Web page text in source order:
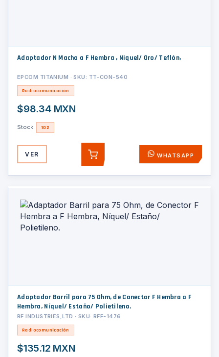
Adaptador N Macho a F Hembra , Niquel/ Oro/ Teflón,
EPCOM TITANIUM · SKU: TT-CON-540
Radiocomunicación
$98.34 MXN
Stock: 102
VER AGREGAR WHATSAPP
Adaptador Barril para 75 Ohm, de Conector F Hembra a F
Hembra, Níquel/ Estaño/ Polietileno.
RF INDUSTRIES,LTD · SKU: RFF-1476
Radiocomunicación
$135.12 MXN